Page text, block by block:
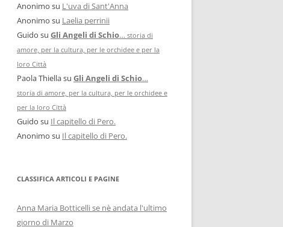
Anonimo su L'uva di Sant'Anna
Anonimo su Laelia perrinii
Guido su Gli Angeli di Schio… storia di
amore, per la cultura, per le orchidee e per la
loro Città
Paola Thiellasu Gli Angeli di Schio…
storia di amore, per la cultura, per le orchidee e
per la loro Città
Guido su Il capitello di Pero.
Anonimo su Il capitello di Pero.
CLASSIFICA ARTICOLI E PAGINE
Anna Maria Botticelli se nè andata l'ultimo
giorno di Marzo